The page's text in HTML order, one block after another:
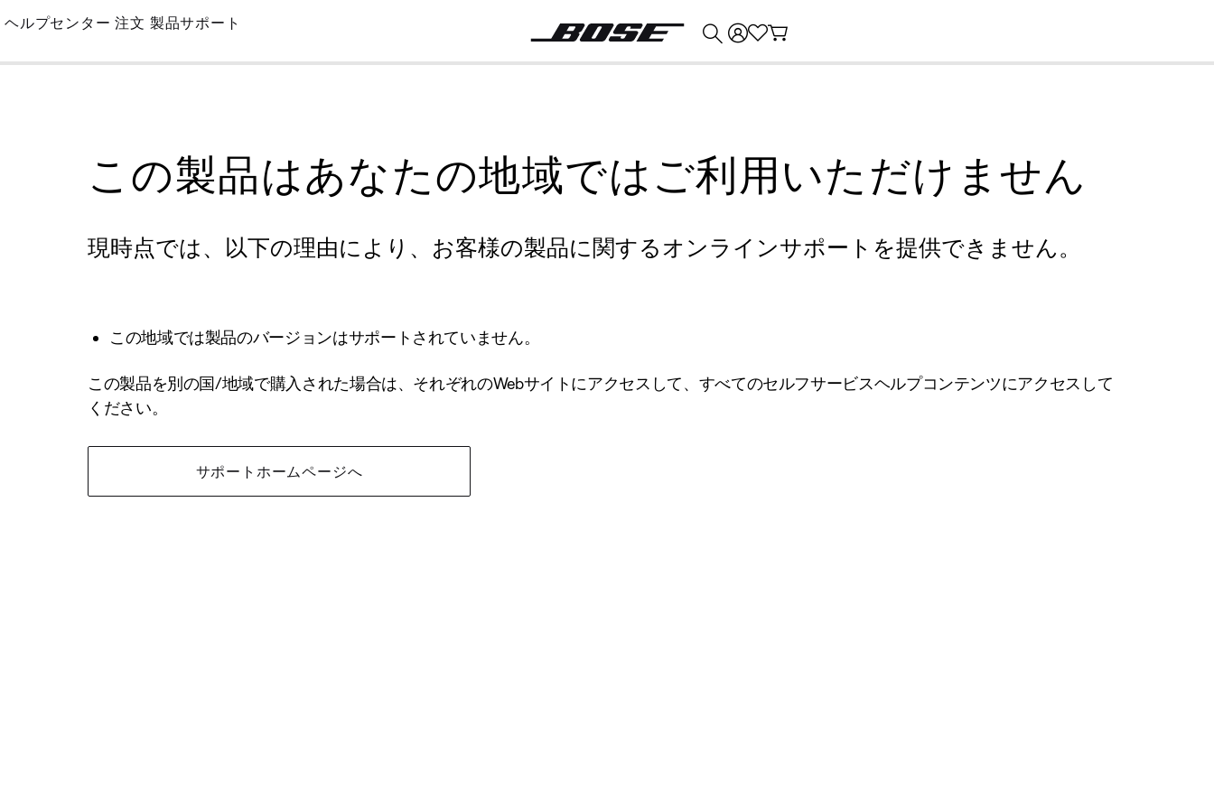
Skip
Main
ヘルプセンター 注文 製品サポート
この製品はあなたの地域ではご利用いただけません
現時点では、以下の理由により、お客様の製品に関するオンラインサポートを提供できません。
この地域では製品のバージョンはサポートされていません。
この製品を別の国/地域で購入された場合は、それぞれのWebサイトにアクセスして、すべてのセルフサービスヘルプコンテンツにアクセスして
ください。
サポートホームページへ